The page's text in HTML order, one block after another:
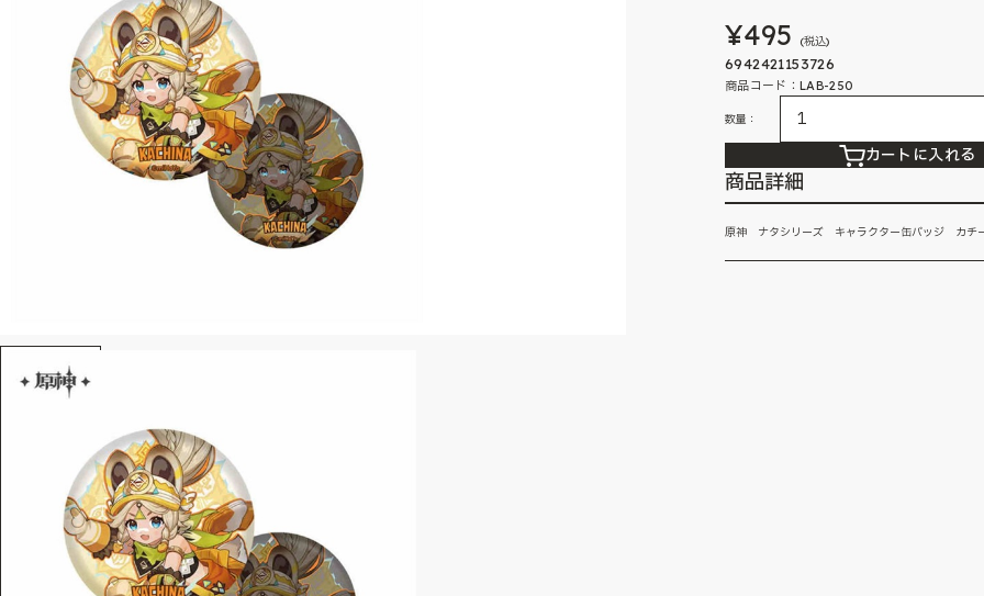
¥495 (税込)
6942421153726
商品コード：LAB-250
数量：
カートに入れる
商品詳細
原神 ナタシリーズ キャラクター缶バッジ カチ